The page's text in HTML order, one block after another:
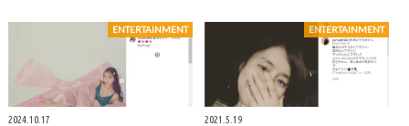
ENTERTAINMENT
2024.10.17
ENTERTAINMENT
2021.5.19